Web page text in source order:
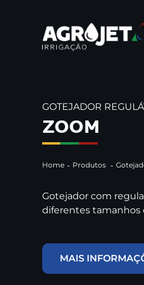
GOTEJADOR
ZOOM
Home Produtos
Gotejador com
diferentes tamanhos
MAIS